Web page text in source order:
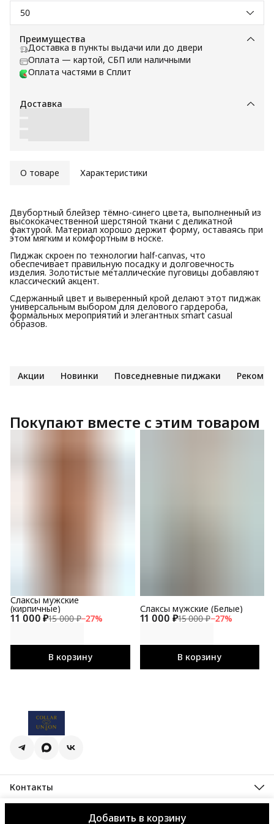
50
Добавить в корзину
Преимущества
Доставка в пункты выдачи или до двери
Оплата — картой, СБП или наличными
Оплата частями в Сплит
Доставка
О товаре Характеристики
Двубортный блейзер тёмно-синего цвета, выполненный из
высококачественной шерстяной ткани с деликатной
фактурой. Материал хорошо держит форму, оставаясь при
этом мягким и комфортным в носке.
Пиджак скроен по технологии half-canvas, что
обеспечивает правильную посадку и долговечность
изделия. Золотистые металлические пуговицы добавляют
классический акцент.
Сдержанный цвет и выверенный крой делают этот пиджак
универсальным выбором для делового гардероба,
формальных мероприятий и элегантных smart casual
образов.
Акции Новинки Повседневные пиджаки
Покупают вместе с этим товаром
11 000 ₽15 000 ₽−27%
Слаксы мужские
(кирпичные)
В корзину
11 000 ₽15 000 ₽−27%
Слаксы мужские (Белые)
В корзину
Контакты
Адрес
Важно! Шоурум работает только по предварительной
записи. Пожалуйста, позвоните нам минимум за 1 час до
Правила возвратаРеквизиты